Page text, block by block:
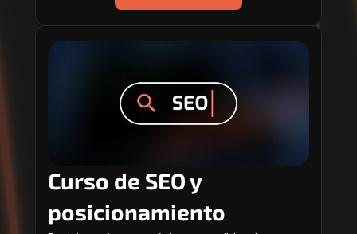
Curso de SEO y
posicionamiento